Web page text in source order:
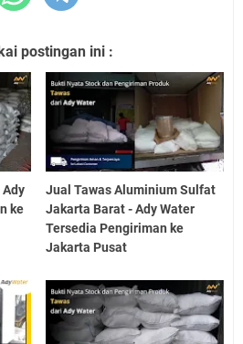
postingan ini :
Ady
ke
Jual Tawas Aluminium Sulfat
Jakarta Barat - Ady Water
Tersedia Pengiriman ke
Jakarta Pusat